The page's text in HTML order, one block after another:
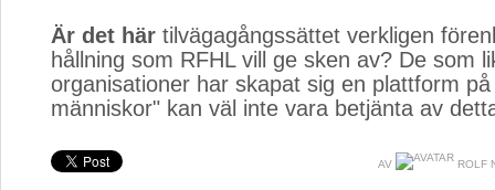
Är det här tilvägagångssättet verkligen
hållning som RFHL vill ge sken av? De som
organisationer har skapat sig en plattform
människor" kan väl inte vara betjänta av
AV ROLF